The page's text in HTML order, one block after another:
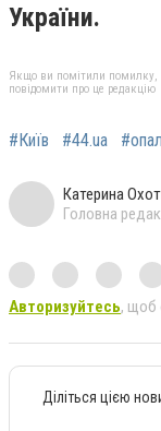
України.
Якщо ви помітили помилку,
повідомити про це редакцію
#Київ #44.ua
Катерина
Головна
Авторизуйтесь, щоб
Діліться цією